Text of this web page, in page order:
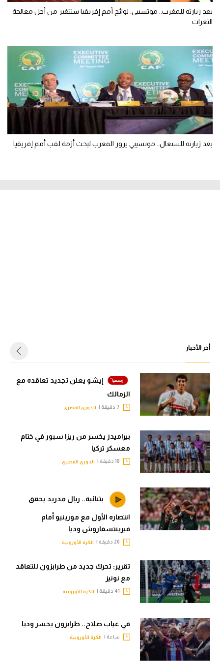
بعد زيارته للمغرب.. موتسيبي: لوائح أمم إفريقيا ستتغير من أجل معالجة
الثغرات
بعد زيارته للسنغال.. موتسيبي يزور المغرب لبحث أزمة لقب أمم إفريقيا
أخر الأخبار
إيشو يعلن تجديد تعاقده مع
الزمالك
الدوري المصري
بيراميدز يخسر من ريزا سبور في ختام
معسكر تركيا
الدوري المصري
بثنائية.. ريال مدريد يحقق
انتصاره الأول مع مورينيو أمام
فيرينتسفاروش وديا
الكرة الأوروبية
تقرير: تحرك جديد من طرابزون للتعاقد
مع نونيز
الكرة الأوروبية
في غياب صلاح.. طرابزون يخسر وديا
ساعة | الكرة الأوروبية